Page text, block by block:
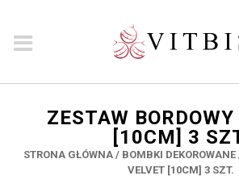
ZESTAW
[10CM] 3
STRONA GŁÓWNA/ BOMBKI DEKOROWANE
VELVET [10CM] 3 SZT.